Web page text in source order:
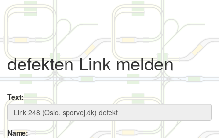
defekten Link melden
Text:
Name: